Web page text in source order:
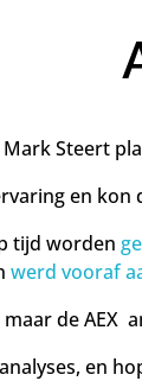
Steert
en kon
tijd worden
werd vooraf
de AEX
en